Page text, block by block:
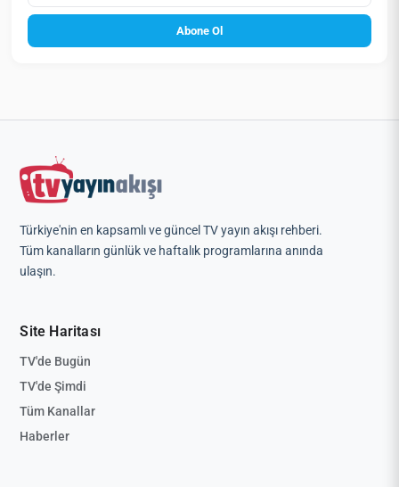
Abone Ol
Türkiye'nin en kapsamlı ve güncel TV yayın akışı rehberi.
Tüm kanalların günlük ve haftalık programlarına anında
ulaşın.
Site Haritası
TV'de Bugün
TV'de Şimdi
Tüm Kanallar
Haberler